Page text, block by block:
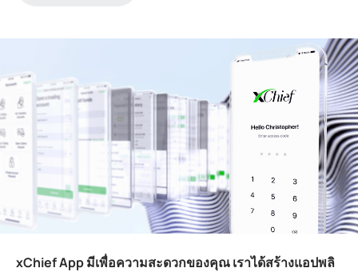
xChief App มีเพื่อความสะดวกของคุณ เราได้สร้างแอปพลิ